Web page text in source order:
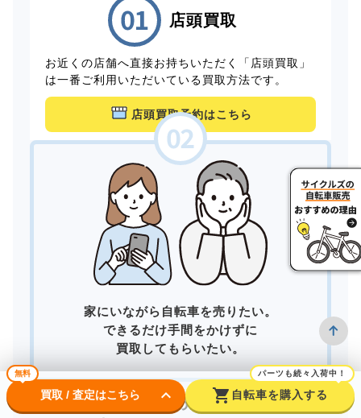
店頭買取
お近くの店舗へ直接お持ちいただく「店頭買取」
は一番ご利用いただいている買取方法です。
店頭買取予約はこちら
家にいながら自転車を売りたい。
できるだけ手間をかけずに
買取してもらいたい。
そんなあなたは
無料
買取 / 査定はこちら keyboard_arrow_down shopping_cart
パーツも続々入荷中！
自転車を購入する